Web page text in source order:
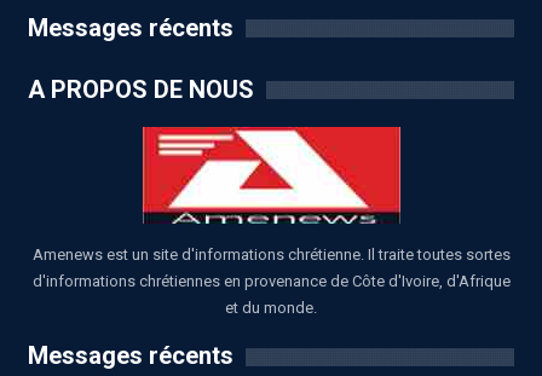
Messages récents
A PROPOS DE NOUS
Amenews est un site d'informations chrétienne. Il traite toutes sortes
d'informations chrétiennes en provenance de Côte d'Ivoire, d'Afrique
et du monde.
Messages récents